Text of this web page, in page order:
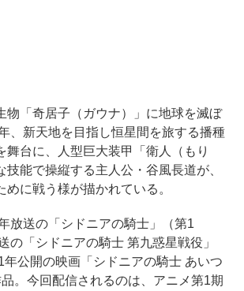
「奇居子（ガウナ）」に地球を滅ぼ
、新天地を目指し恒星間を旅する播種
舞台に、人型巨大装甲「衛人（もり
技能で操縦する主人公・谷風長道が、
めに戦う様が描かれている。
放送の「シドニアの騎士」（第1
の「シドニアの騎士 第九惑星戦役」
年公開の映画「シドニアの騎士 あいつ
。今回配信されるのは、アニメ第1期